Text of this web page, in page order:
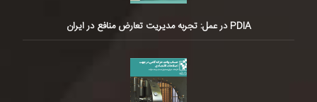
PDIA در عمل: تجربه مدیریت تعارض منافع در ایران